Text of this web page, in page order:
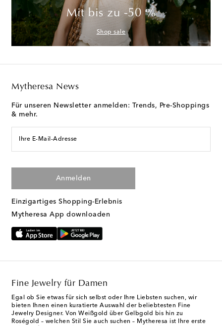
Mit bis zu -50 %
Shop sale
Mytheresa News
Für unseren Newsletter anmelden: Trends, Pre-Shoppings
& mehr.
Ihre E-Mail-Adresse
Anmelden
Einzigartiges Shopping-Erlebnis
Mytheresa App downloaden
Fine Jewelry für Damen
Egal ob Sie etwas für sich selbst oder Ihre Liebsten suchen, wir
bieten Ihnen einen kuratierte Auswahl der beliebtesten Fine
Jewelry Designer. Von Weißgold über Gelbgold bis hin zu
Roségold – welchen Stil Sie auch suchen – Mytheresa ist Ihre erste